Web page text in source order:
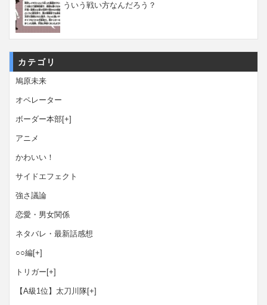
ういう戦い方なんだろう？
カテゴリ
鳩原未来
オペレーター
ボーダー本部[+]
アニメ
かわいい！
サイドエフェクト
強さ議論
恋愛・男女関係
ネタバレ・最新話感想
○○編[+]
トリガー [+]
【A級1位】太刀川隊[+]